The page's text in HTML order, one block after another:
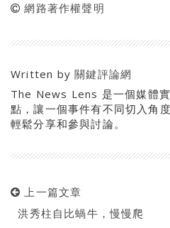
網路著作權聲明
Written by關鍵評論網
The News Lens 是一個媒體
點，讓一個事件有不同切入角
輕鬆分享和參與討論。
上一篇文章
洪秀柱自比蝸牛，慢慢爬